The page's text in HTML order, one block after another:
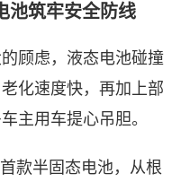
池筑牢安全防线
顾虑，液态电池碰撞
化速度快，再加上部
主用车提心吊胆。
款半固态电池，从根